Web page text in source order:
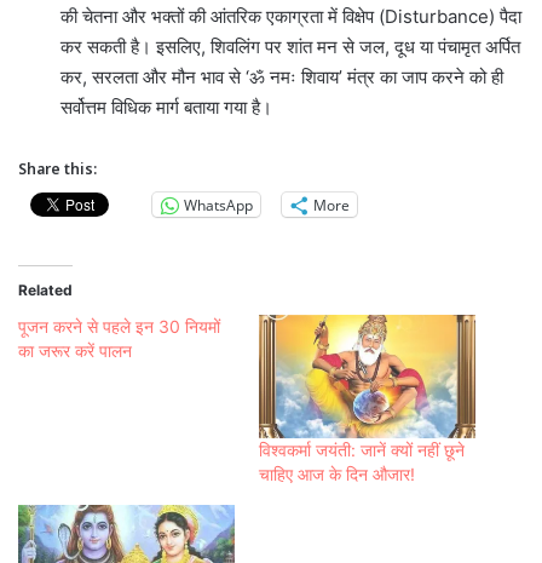
की चेतना और भक्तों की आंतरिक एकाग्रता में विक्षेप (Disturbance) पैदा
कर सकती है। इसलिए, शिवलिंग पर शांत मन से जल, दूध या पंचामृत अर्पित
कर, सरलता और मौन भाव से ‘ॐ नमः शिवाय’ मंत्र का जाप करने को ही
सर्वोत्तम विधिक मार्ग बताया गया है।
Share this:
WhatsApp
More
Related
पूजन करने से पहले इन 30 नियमों
का जरूर करें पालन
विश्वकर्मा जयंती: जानें क्यों नहीं छूने
चाहिए आज के दिन औजार!